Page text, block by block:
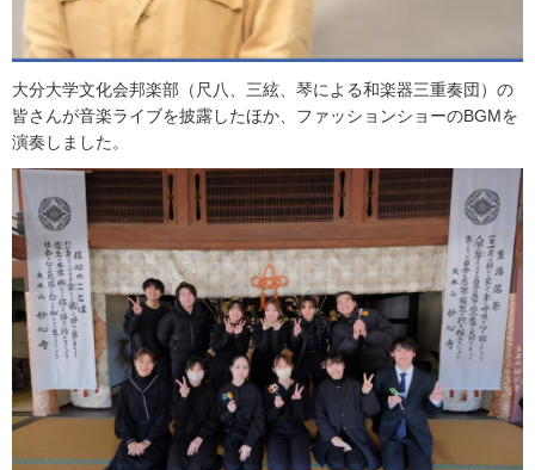
大分大学文化会邦楽部（尺八、三絃、琴による和楽器三重奏団）の
皆さんが音楽ライブを披露したほか、ファッションショーのBGMを
演奏しました。